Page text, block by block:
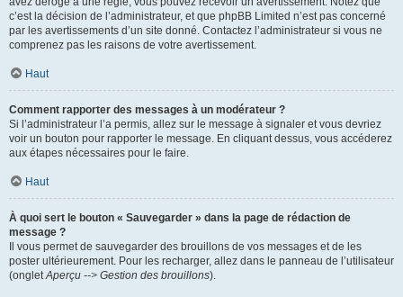
c’est la décision de l’administrateur, et que phpBB Limited n’est pas concerné
par les avertissements d’un site donné. Contactez l’administrateur si vous ne
comprenez pas les raisons de votre avertissement.
Haut
Comment rapporter des messages à un modérateur ?
Si l’administrateur l’a permis, allez sur le message à signaler et vous devriez
voir un bouton pour rapporter le message. En cliquant dessus, vous accéderez
aux étapes nécessaires pour le faire.
Haut
À quoi sert le bouton « Sauvegarder » dans la page de rédaction de
message ?
Il vous permet de sauvegarder des brouillons de vos messages et de les
poster ultérieurement. Pour les recharger, allez dans le panneau de l’utilisateur
(ongletAperçu --> Gestion des brouillons).